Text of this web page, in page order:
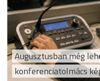
Augusztusban még
konferenciatolmács